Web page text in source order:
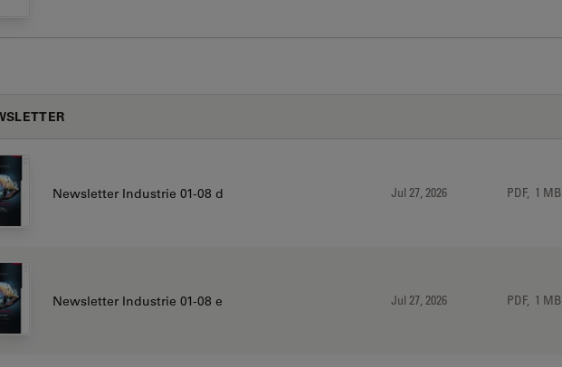
Newsletter Industrie 01-08 d Jul 27, 2026 PDF, 1 MB
Newsletter Industrie 01-08 e Jul 27, 2026 PDF, 1 MB